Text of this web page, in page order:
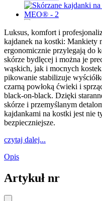
Luksus, komfort i
kajdanek na kostki:
ergonomicznie przylegają do
skórze bydlęcej i można je
wąskich, jak i mocnych
pikowanie stabilizuje
czarną powłoką ćwieki i
black-on-black. Dzięki
skórze i przemyślanym
kajdankami na kostki jest nie
bezpieczniejsze.
czytaj dalej...
Opis
Artykuł nr